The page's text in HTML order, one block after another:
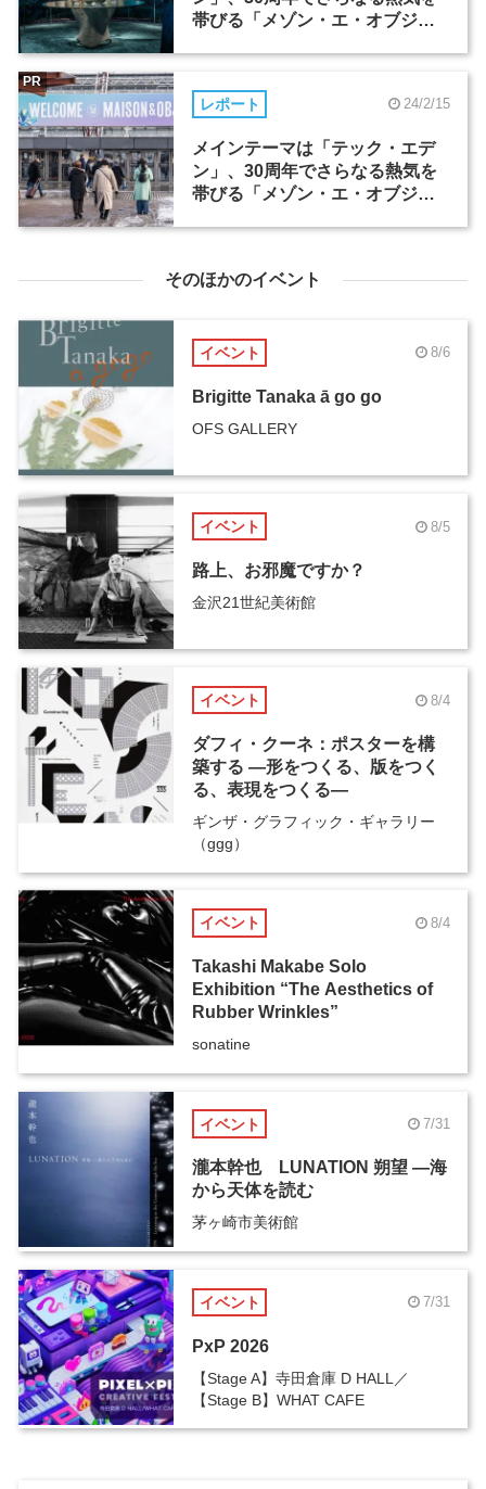
帯びる「メゾン・エ・オブジ
レポート 24/2/15
メインテーマは「テック・エデ
ン」、30周年でさらなる熱気を
帯びる「メゾン・エ・オブジ
PR
そのほかのイベント
イベント 8/6
Brigitte Tanaka ā go go
OFS GALLERY
イベント 8/5
路上、お邪魔ですか？
金沢21世紀美術館
イベント 8/4
ダフィ・クーネ：ポスターを構
築する ―形をつくる、版をつく
る、表現をつくる―
ギンザ・グラフィック・ギャラリー
（ggg）
イベント 8/4
Takashi Makabe Solo
Exhibition “The Aesthetics of
Rubber Wrinkles”
sonatine
イベント 7/31
瀧本幹也 LUNATION 朔望 ―海
から天体を読む
茅ヶ崎市美術館
イベント 7/31
PxP 2026
【Stage A】寺田倉庫 D HALL／
【Stage B】WHAT CAFE